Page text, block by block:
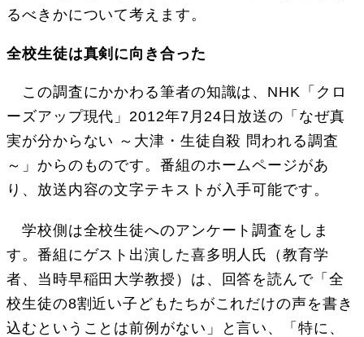
るべきかについて考えます。
全校生徒は真剣に向き合った
この調査にかかわる筆者の知識は、NHK「クロ
ーズアップ現代」2012年7月24日放送の「なぜ真
実が分からない ～大津・生徒自殺 問われる調査
～」からのものです。番組のホームページがあ
り、放送内容の文字テキストが入手可能です。
学校側は全校生徒へのアンケート調査をしま
す。番組にゲスト出演した喜多明人氏（教育学
者、当時早稲田大学教授）は、回答を読んで「全
校生徒の8割近い子どもたちがこれだけの声を書き
込むということは前例がない」と言い、「特に、